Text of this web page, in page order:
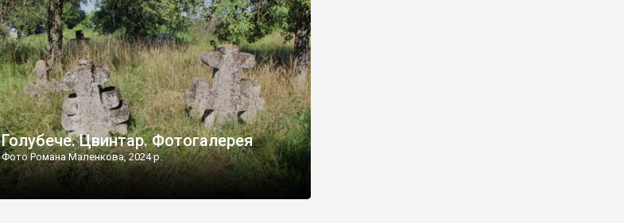
[…]
Голубече. Цвинтар. Фотогалерея
Фото Романа Маленкова, 2024 р.